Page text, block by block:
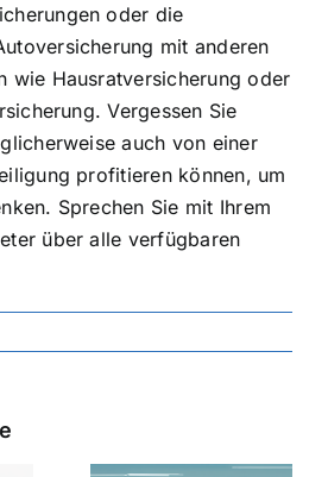
oder die
mit anderen
wie Hausratversicherung oder
Vergessen Sie
auch von einer
profitieren können, um
Sprechen Sie mit Ihrem
über alle verfügbaren